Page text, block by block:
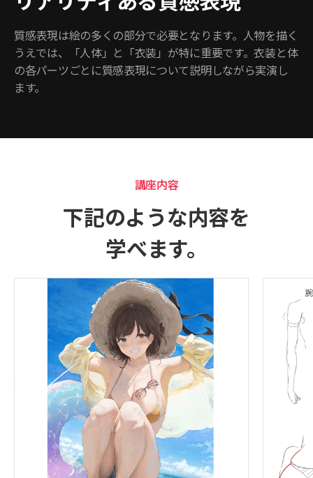
質感表現は絵の多くの部分で必要となります。人物を描く
うえでは、「人体」と「衣装」が特に重要です。衣装と体
の各パーツごとに質感表現について説明しながら実演し
ます。
講座内容
下記のような内容を
学べます。